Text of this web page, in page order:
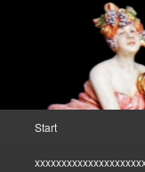
Start